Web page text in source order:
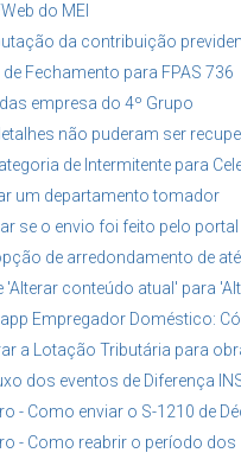
do MEI
da contribuição
Fechamento para FPAS 736
empresa do 4º Grupo
não puderam ser
de Intermitente para
um departamento tomador
se o envio foi feito pelo
de arredondamento de
'Alterar conteúdo atual' para
app Empregador Doméstico:
a Lotação Tributária para
dos eventos de Diferença
- Como enviar o S-1210 de
- Como reabrir o período